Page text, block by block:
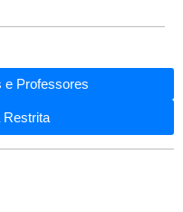
e Professores
Restrita